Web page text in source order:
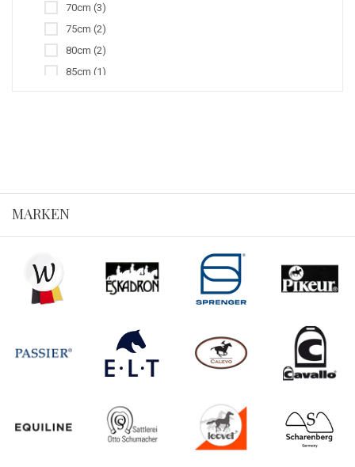
70cm (3)
75cm (2)
80cm (2)
85cm (1)
135cm (4)
145cm (4)
160cm (1)
L (2)
Vollblut-Cob (7)
MARKEN